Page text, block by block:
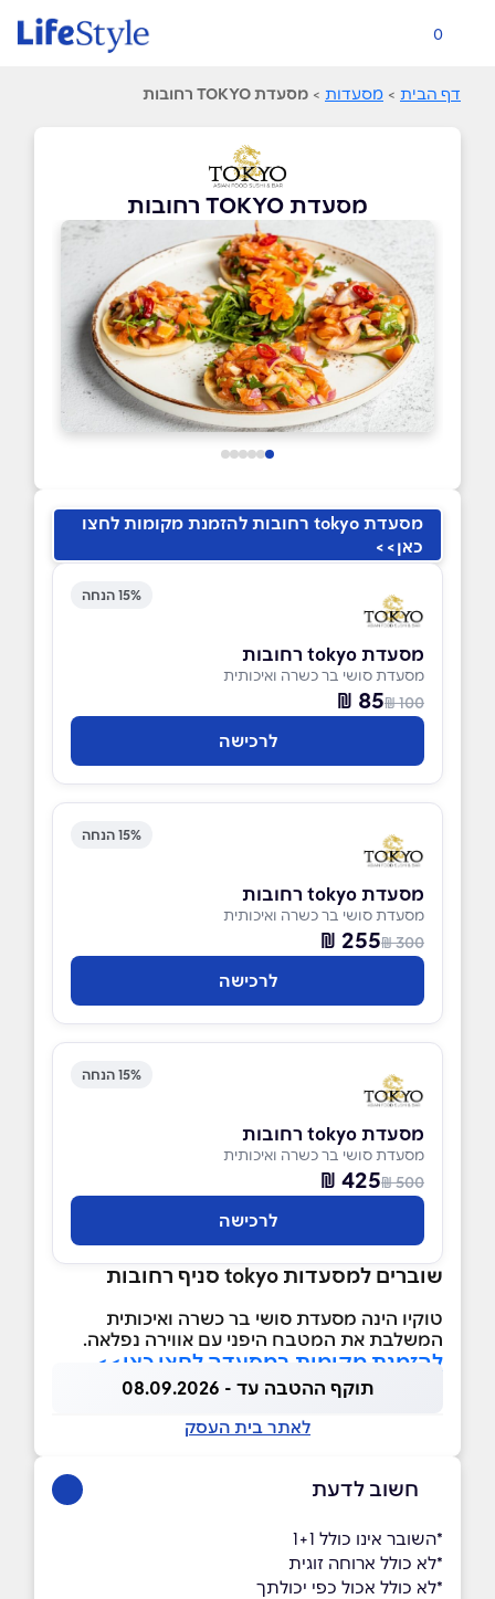
0
דף הבית > מסעדות > מסעדת TOKYO רחובות
מסעדת TOKYO רחובות
מסעדת tokyo רחובות להזמנת מקומות לחצו
כאן>>
15% הנחה
מסעדת tokyo רחובות
מסעדת סושי בר כשרה ואיכותית
100 ₪
85 ₪
לרכישה
15% הנחה
מסעדת tokyo רחובות
מסעדת סושי בר כשרה ואיכותית
300 ₪
255 ₪
לרכישה
15% הנחה
מסעדת tokyo רחובות
מסעדת סושי בר כשרה ואיכותית
500 ₪
425 ₪
לרכישה
שוברים למסעדות tokyo סניף רחובות
טוקיו הינה מסעדת סושי בר כשרה ואיכותית
המשלבת את המטבח היפני עם אווירה נפלאה.
להזמנת מקומות במסעדה לחצו כאן>>
תוקף ההטבה עד - 08.09.2026
לאתר בית העסק
חשוב לדעת
*השובר אינו כולל 1+1
*לא כולל ארוחה זוגית
*לא כולל אכול כפי יכולתך